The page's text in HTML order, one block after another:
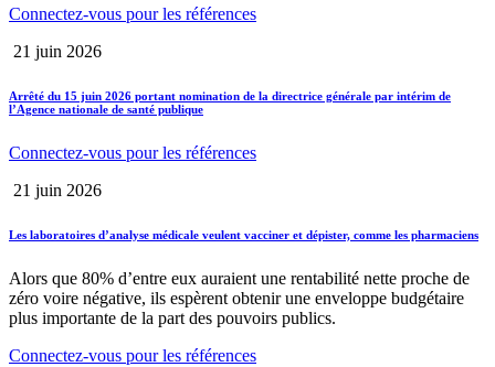
Connectez-vous pour les références
21 juin 2026
Arrêté du 15 juin 2026 portant nomination de la directrice générale par intérim de
l’Agence nationale de santé publique
Connectez-vous pour les références
21 juin 2026
Les laboratoires d’analyse médicale veulent vacciner et dépister, comme les pharmaciens
Alors que 80% d’entre eux auraient une rentabilité nette proche de
zéro voire négative, ils espèrent obtenir une enveloppe budgétaire
plus importante de la part des pouvoirs publics.
Connectez-vous pour les références